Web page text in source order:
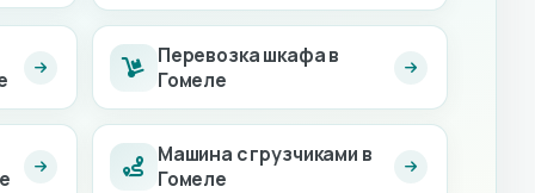
Перевозка шкафа в
Гомеле
Машина с грузчиками в
Гомеле